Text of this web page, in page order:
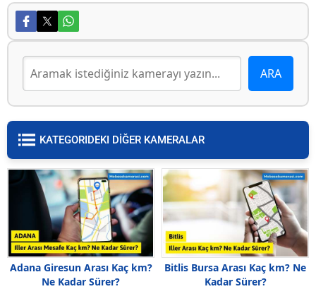
KATEGORIDEKI DİĞER KAMERALAR
Adana Giresun Arası Kaç km?
Ne Kadar Sürer?
Bitlis Bursa Arası Kaç km? Ne
Kadar Sürer?